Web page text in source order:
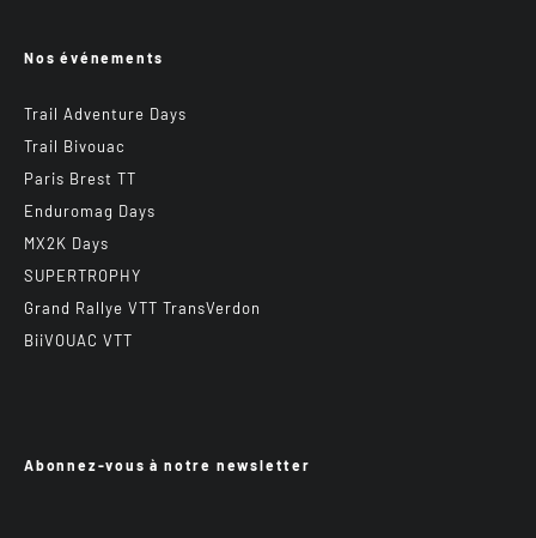
Nos événements
Trail Adventure Days
Trail Bivouac
Paris Brest TT
Enduromag Days
MX2K Days
SUPERTROPHY
Grand Rallye VTT TransVerdon
BiiVOUAC VTT
Abonnez-vous à notre newsletter